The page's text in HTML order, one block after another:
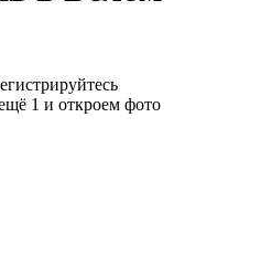
1 и откроем фото